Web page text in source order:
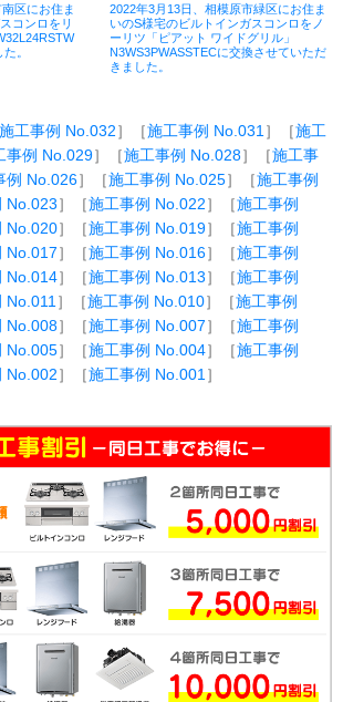
区にお住ま
コンロをリ
。
2022年3月13日、相模原市緑区にお住ま
いのS様宅のビルトインガスコンロをノ
ーリツ「ピアット ワイドグリル」
N3WS3PWASSTECに交換させていただ
きました。
施工事例 No.032］［施工事例 No.031 ］［施工
事例 No.029］［施工事例 No.028］［施工事
例 No.026］［施工事例 No.025］［施工事例
No.023］［施工事例 No.022］［施工事例
No.020］［施工事例 No.019］［施工事例
No.017］［施工事例 No.016］［施工事例
No.014］［施工事例 No.013］［施工事例
No.011 ］［施工事例 No.010］［施工事例
No.008］［施工事例 No.007］［施工事例
No.005］［施工事例 No.004］［施工事例
No.002］［施工事例 No.001 ］